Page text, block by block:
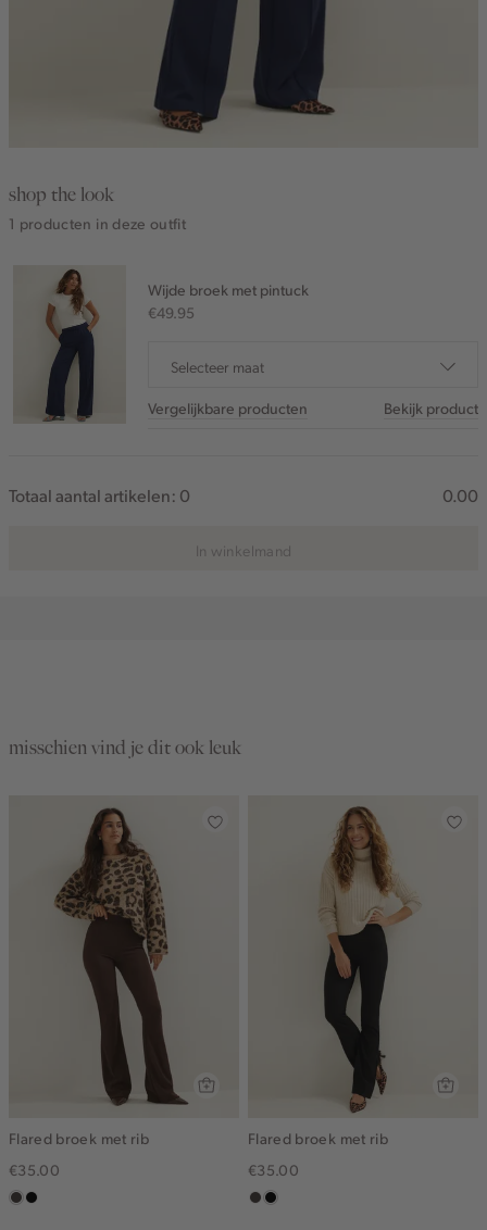
shop the look
1 producten in deze outfit
Wijde broek met pintuck
€49.95
Selecteer maat
Vergelijkbare producten Bekijk product
Totaal aantal artikelen: 0 0.00
In winkelmand
misschien vind je dit ook leuk
Flared broek met rib
€35.00
choco
zwart
Flared broek met rib
€35.00
choco
zwart